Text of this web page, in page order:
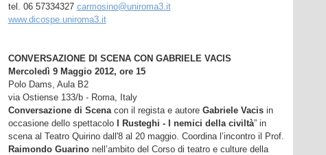
tel. 06 57334327 carmosino@uniroma3.it
www.dicospe.uniroma3.it
CONVERSAZIONE DI SCENA CON GABRIELE VACIS
Mercoledì 9 Maggio 2012, ore 15
Polo Dams, Aula B2
via Ostiense 133/b - Roma, Italy
Conversazione di Scena con il regista e autore Gabriele Vacisin
occasione dello spettacolo I Rusteghi - I nemici della civiltà” in
scena al Teatro Quirino dall'8 al 20 maggio. Coordina l’incontro il Prof.
Raimondo Guarinonell’ambito del Corso di teatro e culture della